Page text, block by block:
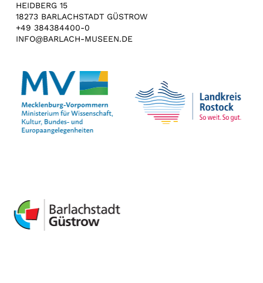
HEIDBERG 15
18273 BARLACHSTADT GÜSTROW
+49 384384400-0
INFO@BARLACH-MUSEEN.DE